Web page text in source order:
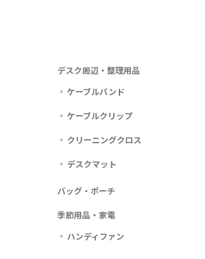
デスク周辺・整理用品
ケーブルバンド
ケーブルクリップ
クリーニングクロス
デスクマット
バッグ・ポーチ
季節用品・家電
ハンディファン